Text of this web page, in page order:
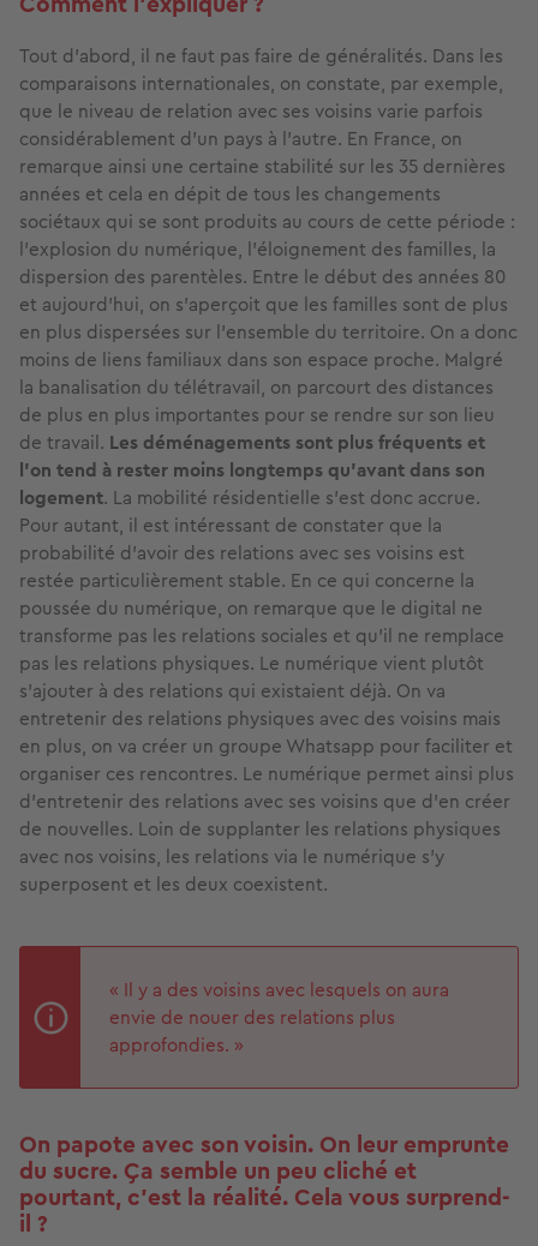
Tout d’abord, il ne faut pas faire de généralités. Dans les
comparaisons internationales, on constate, par exemple,
que le niveau de relation avec ses voisins varie parfois
considérablement d’un pays à l’autre. En France, on
remarque ainsi une certaine stabilité sur les 35 dernières
années et cela en dépit de tous les changements
sociétaux qui se sont produits au cours de cette période :
l’explosion du numérique, l’éloignement des familles, la
dispersion des parentèles. Entre le début des années 80
et aujourd’hui, on s’aperçoit que les familles sont de plus
en plus dispersées sur l’ensemble du territoire. On a donc
moins de liens familiaux dans son espace proche. Malgré
la banalisation du télétravail, on parcourt des distances
de plus en plus importantes pour se rendre sur son lieu
de travail. Les déménagements sont plus fréquents et
l’on tend à rester moins longtemps qu’avant dans son
logement. La mobilité résidentielle s’est donc accrue.
Pour autant, il est intéressant de constater que la
probabilité d’avoir des relations avec ses voisins est
restée particulièrement stable. En ce qui concerne la
poussée du numérique, on remarque que le digital ne
transforme pas les relations sociales et qu’il ne remplace
pas les relations physiques. Le numérique vient plutôt
s’ajouter à des relations qui existaient déjà. On va
entretenir des relations physiques avec des voisins mais
en plus, on va créer un groupe Whatsapp pour faciliter et
organiser ces rencontres. Le numérique permet ainsi plus
d’entretenir des relations avec ses voisins que d’en créer
de nouvelles. Loin de supplanter les relations physiques
avec nos voisins, les relations via le numérique s’y
superposent et les deux coexistent.
« Il y a des voisins avec lesquels on aura
envie de nouer des relations plus
approfondies. »
On papote avec son voisin. On leur emprunte
du sucre. Ça semble un peu cliché et
pourtant, c’est la réalité. Cela vous surprend-
il ?